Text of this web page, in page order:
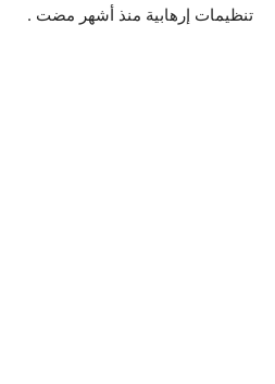
تنظيمات إرهابية منذ أشهر مضت .